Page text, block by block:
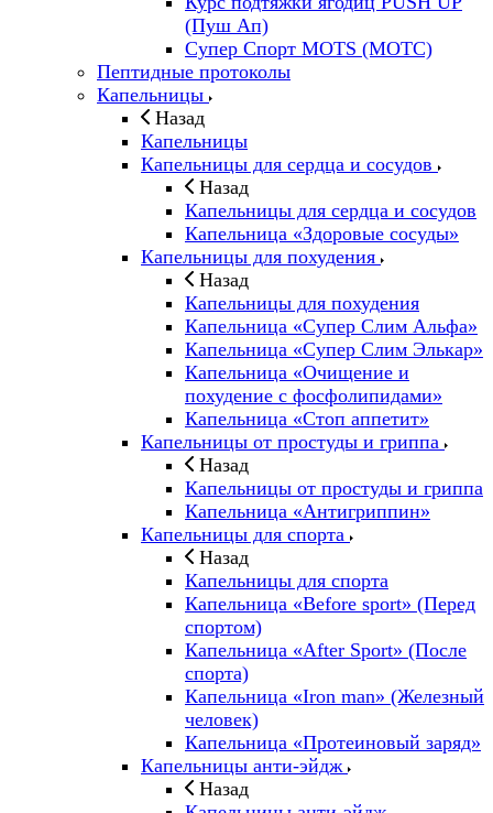
(Пуш Ап)
Супер Спорт MOTS (МОТС)
Пептидные протоколы
Капельницы
Назад
Капельницы
Капельницы для сердца и сосудов
Назад
Капельницы для сердца и сосудов
Капельница «Здоровые сосуды»
Капельницы для похудения
Назад
Капельницы для похудения
Капельница «Супер Слим Альфа»
Капельница «Супер Слим Элькар»
Капельница «Очищение и
похудение с фосфолипидами»
Капельница «Стоп аппетит»
Капельницы от простуды и гриппа
Назад
Капельницы от простуды и гриппа
Капельница «Антигриппин»
Капельницы для спорта
Назад
Капельницы для спорта
Капельница «Before sport» (Перед
спортом)
Капельница «After Sport» (После
спорта)
Капельница «Iron man» (Железный
человек)
Капельница «Протеиновый заряд»
Капельницы анти-эйдж
Назад